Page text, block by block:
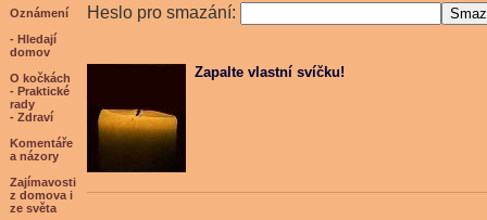
Oznámení
- Hledají
domov
O kočkách
- Praktické
rady
- Zdraví
Komentáře
a názory
Zajímavosti
z domova i
ze světa
Heslo pro smazání:
Zapalte vlastní svíčku!